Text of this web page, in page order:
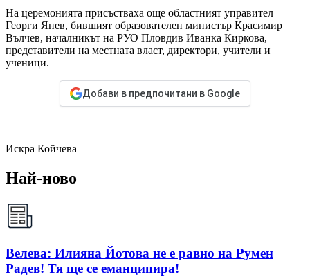
На церемонията присъстваха още областният управител
Георги Янев, бившият образователен министър Красимир
Вълчев, началникът на РУО Пловдив Иванка Киркова,
представители на местната власт, директори, учители и
ученици.
Добави в предпочитани в Google
Искра Койчева
Най-ново
Велева: Илияна Йотова не е равно на Румен
Радев! Тя ще се еманципира!